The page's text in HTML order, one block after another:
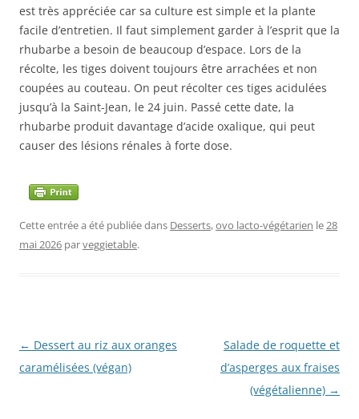
est très appréciée car sa culture est simple et la plante
facile d’entretien. Il faut simplement garder à l’esprit que la
rhubarbe a besoin de beaucoup d’espace. Lors de la
récolte, les tiges doivent toujours être arrachées et non
coupées au couteau. On peut récolter ces tiges acidulées
jusqu’à la Saint-Jean, le 24 juin. Passé cette date, la
rhubarbe produit davantage d’acide oxalique, qui peut
causer des lésions rénales à forte dose.
Cette entrée a été publiée dans Desserts,ovo lacto-végétarien le28
mai 2026 parveggietable.
Navigation
des
← Dessert au riz aux oranges
caramélisées (végan)
Salade de roquette et
d’asperges aux fraises
(végétalienne) →